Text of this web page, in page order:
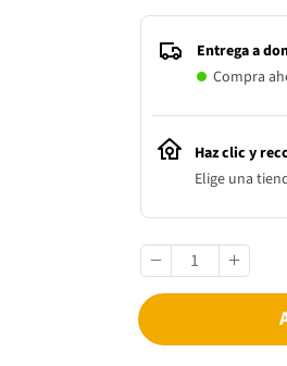
Entrega a
Compra
Haz clic y
Elige una